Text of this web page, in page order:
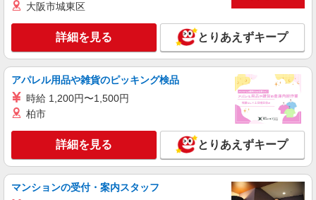
時給1500円〜2125円 ＜日払い有/週払い有/交
通費全支給(ガソリン代含む)＞
大田原市
キープ 詳細を見る
派遣社員
株式会社kotrio /●UT-H-1980768
大田原市＊看護助手＊日払いOK！推し活の軍
資金も即ゲット◎
時給1500円〜2125円 ＜日払い有/週払い有/交
通費全支給(ガソリン代含む)＞
大阪市城東区
詳細を見る とりあえずキープ
アパレル用品や雑貨のピッキング検品
時給 1,200円〜1,500円
柏市
詳細を見る とりあえずキープ
マンションの受付・案内スタッフ